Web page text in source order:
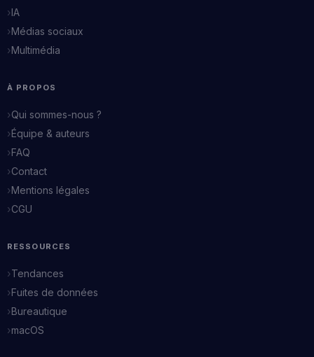
IA
Médias sociaux
Multimédia
À PROPOS
Qui sommes-nous ?
Équipe & auteurs
FAQ
Contact
Mentions légales
CGU
RESSOURCES
Tendances
Fuites de données
Bureautique
macOS